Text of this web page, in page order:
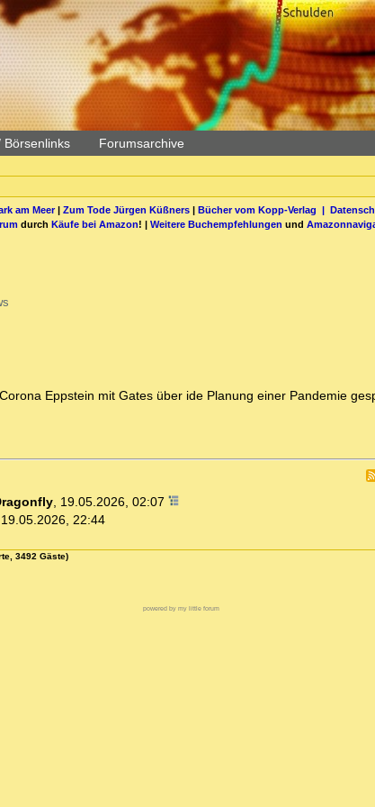
Börsenlinks Forumsarchive
am Meer| Zum Tode Jürgen Küßners| Bücher vom Kopp-Verlag |
durch Käufe bei Amazon! | Weitere Buchempfehlungen und
Eppstein mit Gates über ide Planung einer Pandemie
, 19.05.2026, 02:07
19.05.2026, 22:44
3492 Gäste)
powered by my little forum